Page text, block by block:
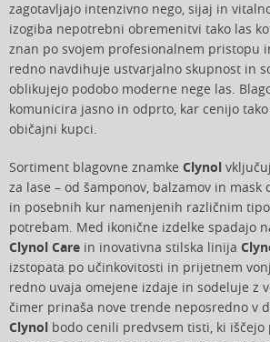
zagotavljajo intenzivno nego, sijaj in
izogiba nepotrebni obremenitvi tako las
znan po svojem profesionalnem pristopu
redno navdihuje ustvarjalno skupnost in
oblikujejo podobo moderne nege las.
komunicira jasno in odprto, kar cenijo
običajni kupci.
Sortiment blagovne znamke Clynol
za lase – od šamponov, balzamov in
in posebnih kur namenjenih različnim
potrebam. Med ikonične izdelke spadajo
Clynol Care in inovativna stilska linija
izstopata po učinkovitosti in prijetnem
redno uvaja omejene izdaje in sodeluje z
čimer prinaša nove trende neposredno v
Clynol bodo cenili predvsem tisti, ki